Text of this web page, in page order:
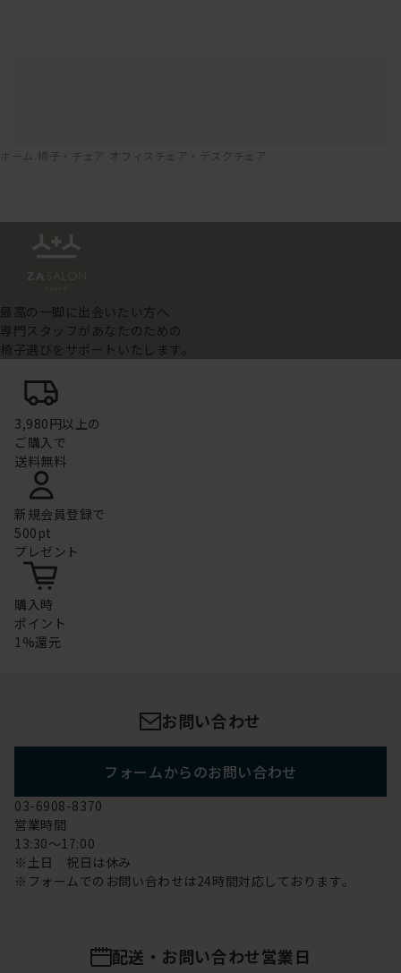
ホーム 椅子・チェア オフィスチェア・デスクチェア
最高の一脚に出会いたい方へ
専門スタッフがあなたのための
椅子選びをサポートいたします。
3,980円以上の
ご購入で
送料無料
新規会員登録で
500pt
プレゼント
購入時
ポイント
1%還元
お問い合わせ
フォームからのお問い合わせ
03-6908-8370
営業時間
13:30～17:00
※土日 祝日は休み
※フォームでのお問い合わせは24時間対応しております。
配送・お問い合わせ営業日